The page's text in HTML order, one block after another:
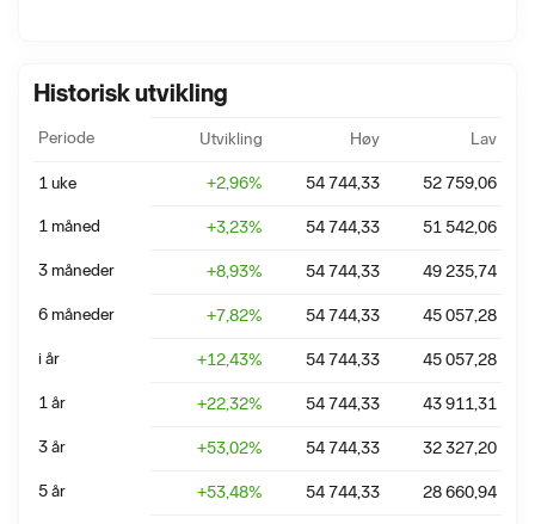
Historisk utvikling
Periode Utvikling Høy Lav
1 uke +2,96% 54 744,33 52 759,06
1 måned +3,23% 54 744,33 51 542,06
3 måneder +8,93% 54 744,33 49 235,74
6 måneder +7,82% 54 744,33 45 057,28
i år +12,43% 54 744,33 45 057,28
1 år +22,32% 54 744,33 43 911,31
3 år +53,02% 54 744,33 32 327,20
5 år +53,48% 54 744,33 28 660,94